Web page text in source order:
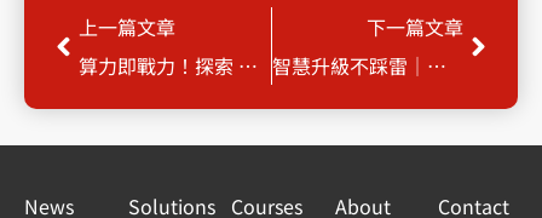
Prev
上一篇文章
算力即戰力！探索 Google Cloud GPU 如何加速全場景 AI 落地
下一篇文章
智慧升級不踩雷｜掌握 Claude on AWS 最佳實踐
Next
News
Solutions
Courses
About
Contact